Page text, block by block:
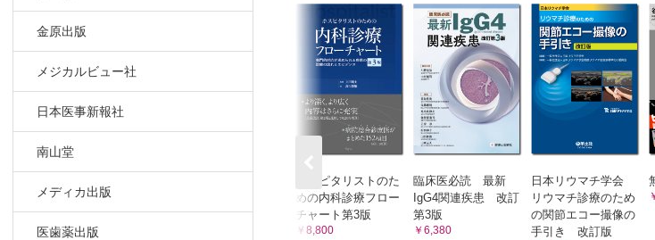
金原出版
メジカルビュー社
日本医事新報社
南山堂
メディカ出版
医歯薬出版
Q35 関節エコー検査は不明熱の診断にも使えるのでし
～
Q36 巨細胞性動脈炎の診断に、関節エコーが使えると
Q37 高安動脈炎にもエコー検査が有用と聞きました。
Q38 間質性肺炎も関節エコーでスクリーニングできる
Q39 全身性強皮症患者さんへの関節エコー検査の応用
Q41 関節エコーは小児領域の膠原病疾患にも応用でき
コラム
ホスピタリストのた
めの内科診療フロー
チャート第3版
￥8,800
臨床医必読 最新
IgG4関連疾患 改訂
第3版
￥6,380
日本リウマチ学会
リウマチ診療のため
の関節エコー撮像の
手引き 改訂版